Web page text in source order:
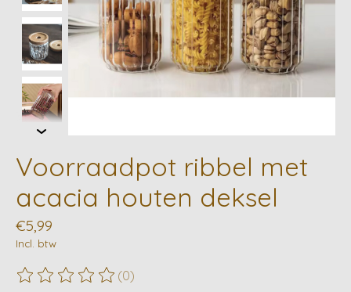
Voorraadpot ribbel met
acacia houten deksel
€5,99
Incl. btw
De beoordeling van dit product is
(0)